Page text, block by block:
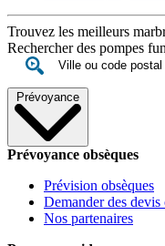
Trouvez les meilleurs
Rechercher des pompes
Prévoyance
Prévoyance obsèques
Prévision obsèques
Demander des devis
Nos partenaires